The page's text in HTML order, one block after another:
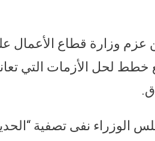
عزم وزارة قطاع الأعمال
الوزراء نفى تصفية